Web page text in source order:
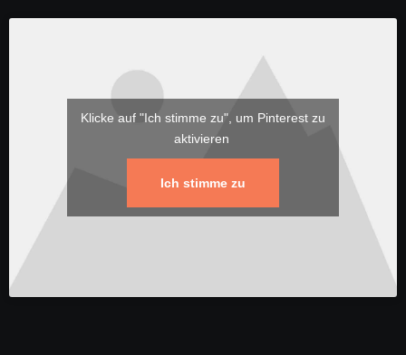
Klicke auf "Ich stimme zu", um Pinterest zu
aktivieren
Ich stimme zu